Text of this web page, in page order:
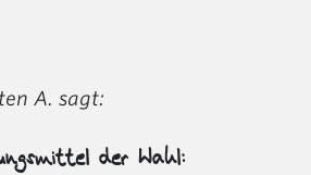
A. sagt:
der Wahl: